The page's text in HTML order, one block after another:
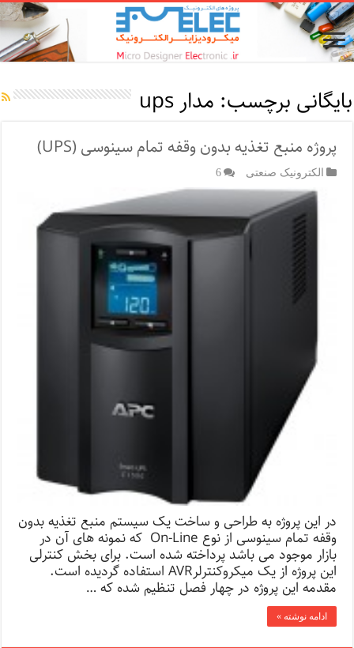
بایگانی برچسب: مدار ups
پروژه منبع تغذیه بدون وقفه تمام سینوسی (UPS)
الکترونیک صنعتی 6
در این پروژه به طراحی و ساخت یک سیستم منبع تغذیه بدون
وقفه تمام سینوسی از نوع On-Line که نمونه های آن در
بازار موجود می باشد پرداخته شده است. برای بخش کنترلی
این پروژه از یک میکروکنترلرAVR استفاده گردیده است.
مقدمه این پروژه در چهار فصل تنظیم شده که …
ادامه نوشته »